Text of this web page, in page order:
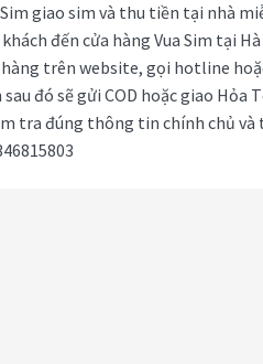
Sim giao sim và thu tiền tại nhà
khách đến cửa hàng Vua Sim tại
trên website, gọi hotline
sau đó sẽ gửi COD hoặc giao
tra đúng thông tin chính chủ và